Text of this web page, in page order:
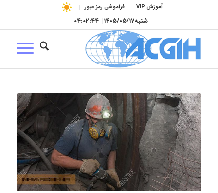
آموزش VIP فراموشی رمز عبور
شنبه۱۴۰۵/۰۵/۱۷| ۰۴:۰۲:۴۵